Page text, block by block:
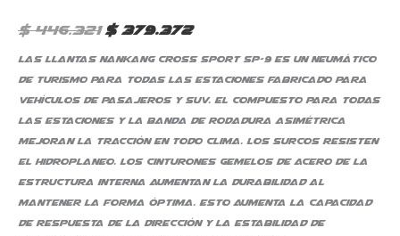
$446.321 $379.372
Las llantas Nankang Cross Sport SP-9 es un neumático
de turismo para todas las estaciones fabricado para
vehículos de pasajeros y SUV. El compuesto para todas
las estaciones y la banda de rodadura asimétrica
mejoran la tracción en todo clima. Los surcos resisten
el hidroplaneo. Los cinturones gemelos de acero de la
estructura interna aumentan la durabilidad al
mantener la forma óptima. Esto aumenta la capacidad
de respuesta de la dirección y la estabilidad de